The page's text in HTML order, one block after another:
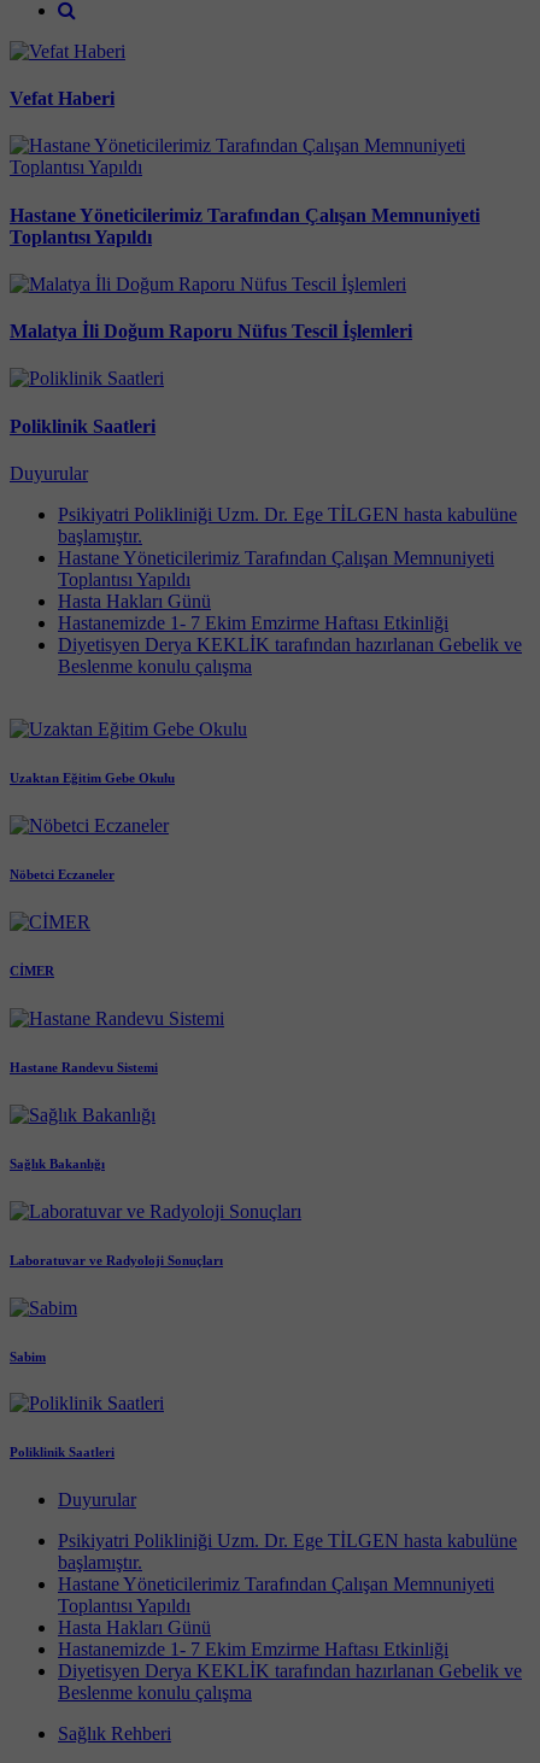
Vefat Haberi
Hastane Yöneticilerimiz Tarafından Çalışan Memnuniyeti
Toplantısı Yapıldı
Malatya İli Doğum Raporu Nüfus Tescil İşlemleri
Poliklinik Saatleri
Duyurular
Psikiyatri Polikliniği Uzm. Dr. Ege TİLGEN hasta kabulüne
başlamıştır.
Hastane Yöneticilerimiz Tarafından Çalışan Memnuniyeti
Toplantısı Yapıldı
Hasta Hakları Günü
Hastanemizde 1- 7 Ekim Emzirme Haftası Etkinliği
Diyetisyen Derya KEKLİK tarafından hazırlanan Gebelik ve
Beslenme konulu çalışma
Uzaktan Eğitim Gebe Okulu
Nöbetci Eczaneler
CİMER
Hastane Randevu Sistemi
Sağlık Bakanlığı
Laboratuvar ve Radyoloji Sonuçları
Sabim
Poliklinik Saatleri
Duyurular
Psikiyatri Polikliniği Uzm. Dr. Ege TİLGEN hasta kabulüne
başlamıştır.
Hastane Yöneticilerimiz Tarafından Çalışan Memnuniyeti
Toplantısı Yapıldı
Hasta Hakları Günü
Hastanemizde 1- 7 Ekim Emzirme Haftası Etkinliği
Diyetisyen Derya KEKLİK tarafından hazırlanan Gebelik ve
Beslenme konulu çalışma
Sağlık Rehberi